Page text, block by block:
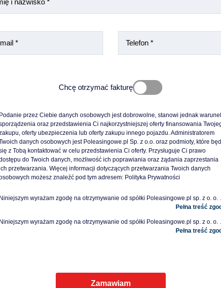
Chcę otrzymać fakturę
z obowiązującym prawem aby wystawić fakturę trzeba podać NIP przed
innym przypadku wystawienie jej nie będzie możliwe.
przez Ciebie danych osobowych jest dobrowolne, stanowi jednak
oraz przedstawienia Ci najkorzystniejszej oferty finansowania
oferty ubezpieczenia lub oferty zakupu innego pojazdu. Administratorem
danych osobowych jest Poleasingowe.pl Sp. z o.o. oraz podmioty, które
z Tobą kontaktować w celu przedstawienia Ci oferty. Przysługuje Ci prawo
do Twoich danych, możliwość ich poprawiania oraz żądania zaprzestania
przetwarzania. Więcej informacji dotyczących przetwarzania Twoich danych
możesz znaleźć pod tym adresem: Polityka Prywatności
Niniejszym wyrażam zgodę na otrzymywanie od
Niniejszym wyrażam zgodę na otrzymywanie od spółki
Zamawiam